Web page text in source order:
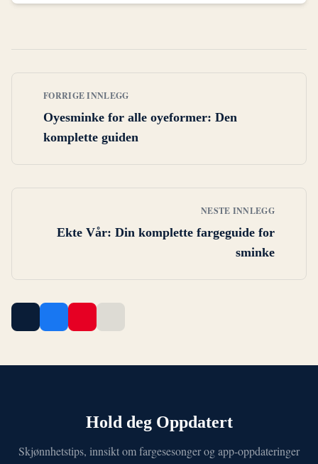
FORRIGE INNLEGG
Oyesminke for alle oyeformer: Den
komplette guiden
NESTE INNLEGG
Ekte Vår: Din komplette fargeguide for
sminke
Hold deg Oppdatert
Skjønnhetstips, innsikt om fargesesonger og app-oppdateringer